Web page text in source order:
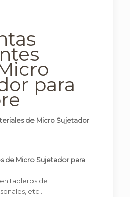
para
de Micro Sujetador
de Micro Sujetador para
tableros de
etc…